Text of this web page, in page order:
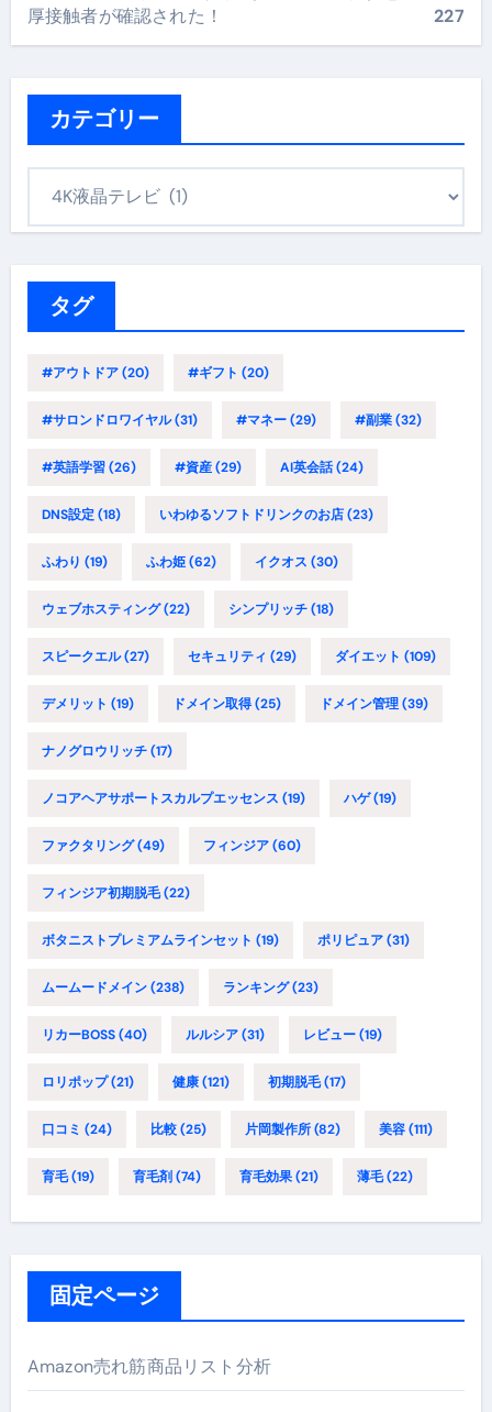
厚接触者が確認された！
227
カテゴリー
タグ
#アウトドア(20) #ギフト (20)
#サロンドロワイヤル(31) #マネー(29) #副業(32)
#英語学習(26) #資産(29) AI英会話(24)
DNS設定(18) いわゆるソフトドリンクのお店(23)
ふわり (19) ふわ姫(62) イクオス (30)
ウェブホスティング(22) シンプリッチ(18)
スピークエル(27) セキュリティ (29) ダイエット (109)
デメリット (19) ドメイン取得(25) ドメイン管理(39)
ナノグロウリッチ(17)
ノコアヘアサポートスカルプエッセンス (19) ハゲ(19)
ファクタリング(49) フィンジア(60)
フィンジア初期脱毛(22)
ボタニストプレミアムラインセット (19) ポリピュア(31)
ムームードメイン(238) ランキング(23)
リカーBOSS(40) ルルシア(31) レビュー(19)
ロリポップ(21) 健康(121) 初期脱毛(17)
口コミ (24) 比較(25) 片岡製作所(82) 美容(111)
育毛(19) 育毛剤 (74) 育毛効果(21) 薄毛(22)
固定ページ
Amazon売れ筋商品リスト分析